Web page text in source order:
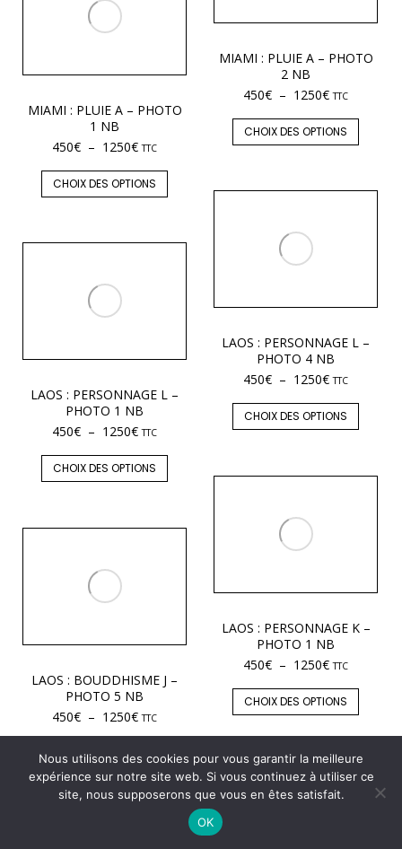
MIAMI : PLUIE A – PHOTO
2 NB
450€ – 1250€ TTC
CHOIX DES OPTIONS
MIAMI : PLUIE A – PHOTO
1 NB
450€ – 1250€ TTC
CHOIX DES OPTIONS
LAOS : PERSONNAGE L –
PHOTO 4 NB
450€ – 1250€ TTC
CHOIX DES OPTIONS
LAOS : PERSONNAGE L –
PHOTO 1 NB
450€ – 1250€ TTC
CHOIX DES OPTIONS
LAOS : PERSONNAGE K –
PHOTO 1 NB
450€ – 1250€ TTC
CHOIX DES OPTIONS
LAOS : BOUDDHISME J –
PHOTO 5 NB
450€ – 1250€ TTC
CHOIX DES OPTIONS
Nous utilisons des cookies pour vous garantir la meilleure
expérience sur notre site web. Si vous continuez à utiliser ce
site, nous supposerons que vous en êtes satisfait.
OK